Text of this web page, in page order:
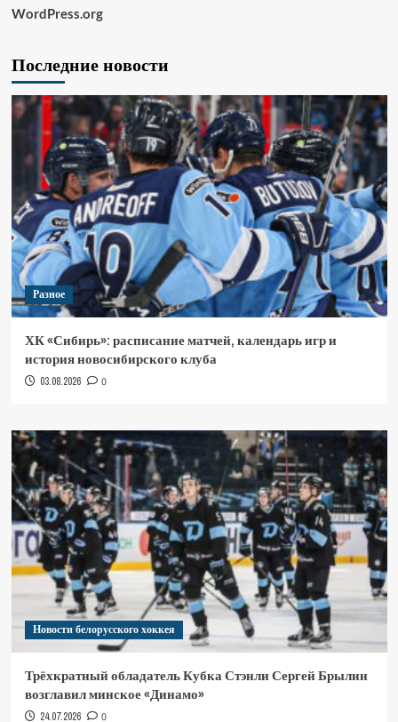
WordPress.org
Последние новости
Разное
ХК «Сибирь»: расписание матчей, календарь игр и
история новосибирского клуба
03.08.2026 0
Новости белорусского хоккея
Трёхкратный обладатель Кубка Стэнли Сергей Брылин
возглавил минское «Динамо»
24.07.2026 0